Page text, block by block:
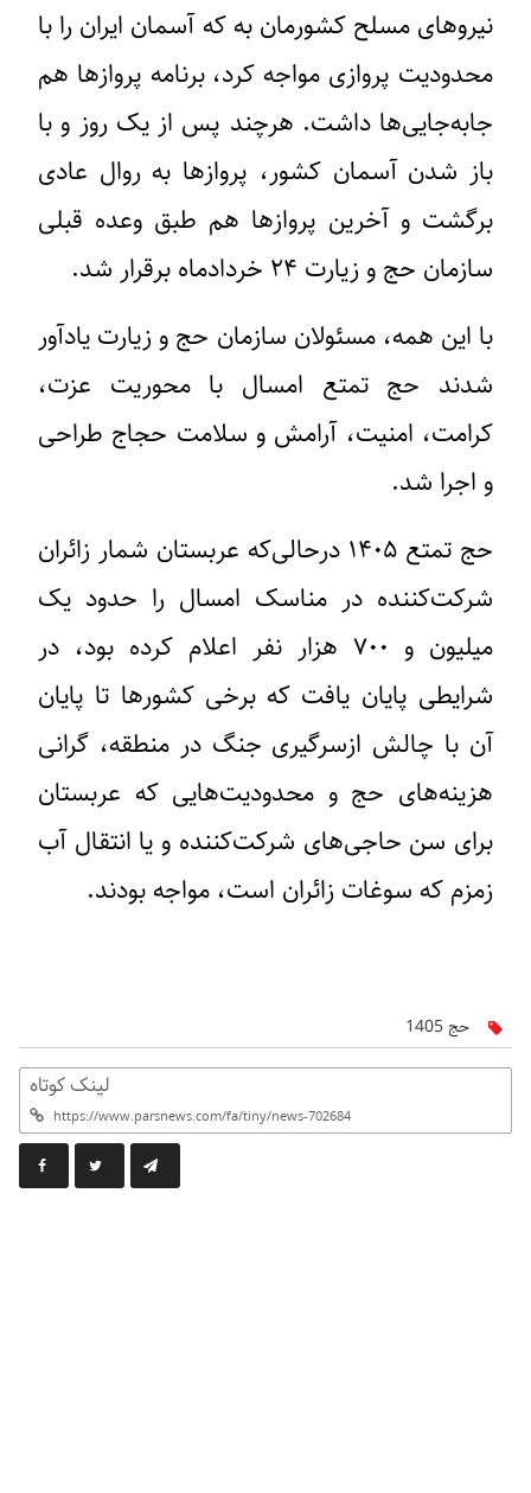
نیروهای مسلح کشورمان به که آسمان ایران را با
محدودیت پروازی مواجه کرد، برنامه پروازها هم
جابه‌جایی‌ها داشت. هرچند پس از یک روز و با
باز شدن آسمان کشور، پروازها به روال عادی
برگشت و آخرین پروازها هم طبق وعده قبلی
سازمان حج و زیارت ۲۴ خردادماه برقرار شد.
با این همه، مسئولان سازمان حج و زیارت یادآور
شدند حج تمتع امسال با محوریت عزت،
کرامت، امنیت، آرامش و سلامت حجاج طراحی
و اجرا شد.
حج تمتع ۱۴۰۵ درحالی‌که عربستان شمار زائران
شرکت‌کننده در مناسک امسال را حدود یک
میلیون و ۷۰۰ هزار نفر اعلام کرده بود، در
شرایطی پایان یافت که برخی کشورها تا پایان
آن با چالش ازسرگیری جنگ در منطقه، گرانی
هزینه‌های حج و محدودیت‌هایی که عربستان
برای سن حاجی‌های شرکت‌کننده و یا انتقال آب
زمزم که سوغات زائران است، مواجه بودند.
حج 1405
لینک کوتاه